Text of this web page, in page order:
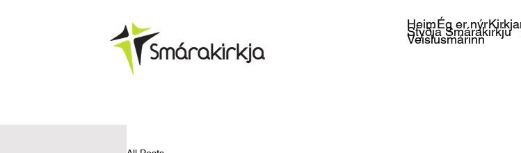
HeimÉg er nýr
Styðja Smárakirkju
Veislusmárinn